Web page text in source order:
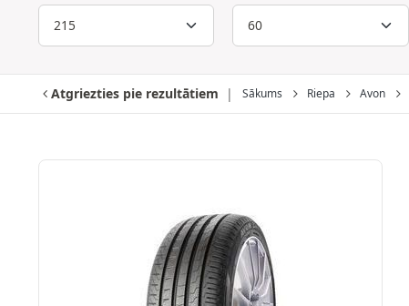
Atgriezties pie rezultātiem Sākums Riepa Avon